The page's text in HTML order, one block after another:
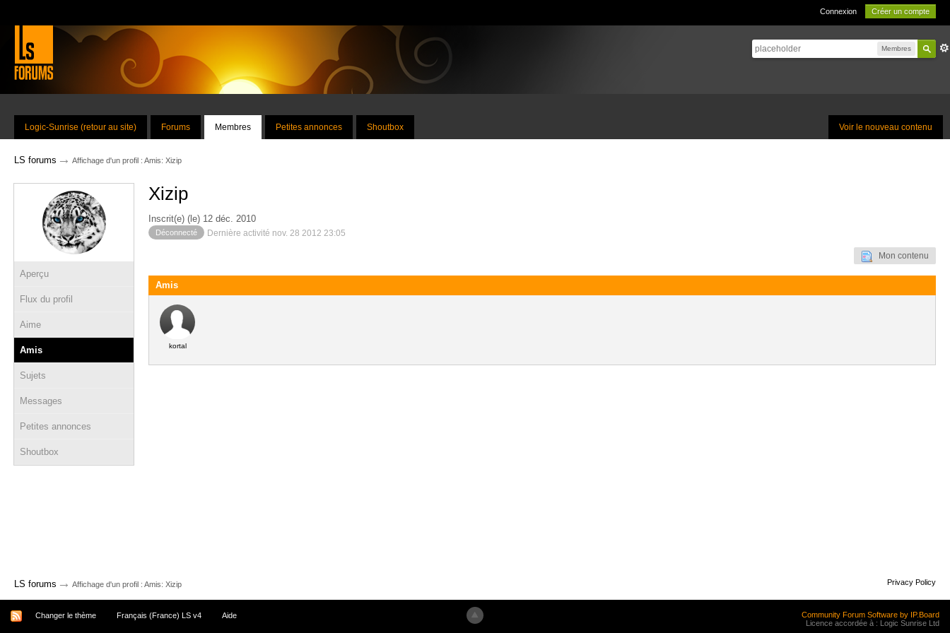
Connexion Créer un compte
Membres
Voir le nouveau contenu
Logic-Sunrise (retour au site) Forums Membres Petites annonces Shoutbox
LS forums → Affichage d'un profil : Amis: Xizip
Aperçu
Flux du profil
Aime
Amis
Sujets
Messages
Petites annonces
Shoutbox
Xizip
Inscrit(e) (le) 12 déc. 2010
Déconnecté Dernière activité nov. 28 2012 23:05
Mon contenu
Amis
kortal
LS forums → Affichage d'un profil : Amis: Xizip Privacy Policy
Changer le thème Français (France) LS v4 Aide
Community Forum Software by IP.Board
Licence accordée à : Logic Sunrise Ltd